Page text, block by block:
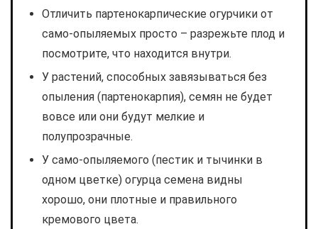
Отличить партенокарпические огурчики от
само-опыляемых просто – разрежьте плод и
посмотрите, что находится внутри.
У растений, способных завязываться без
опыления (партенокарпия), семян не будет
вовсе или они будут мелкие и
полупрозрачные.
У само-опыляемого (пестик и тычинки в
одном цветке) огурца семена видны
хорошо, они плотные и правильного
кремового цвета.